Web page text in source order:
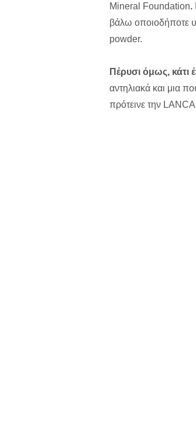
Mineral Foundation.
βάλω οποιοδήποτε
powder.
Πέρυσι όμως, κάτι
αντηλιακά και μια
πρότεινε την